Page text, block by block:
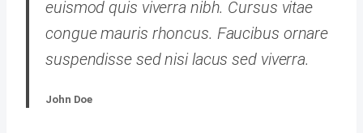
euismod quis viverra nibh. Cursus vitae
congue mauris rhoncus. Faucibus ornare
suspendisse sed nisi lacus sed viverra.
John Doe